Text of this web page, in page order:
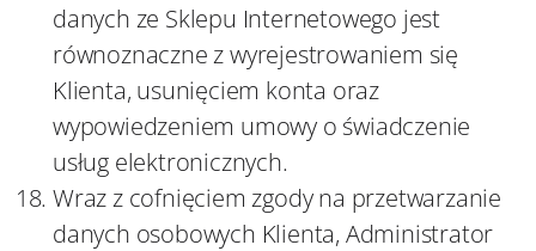
danych ze Sklepu Internetowego jest
równoznaczne z wyrejestrowaniem się
Klienta, usunięciem konta oraz
wypowiedzeniem umowy o świadczenie
usług elektronicznych.
Wraz z cofnięciem zgody na przetwarzanie
danych osobowych Klienta, Administrator